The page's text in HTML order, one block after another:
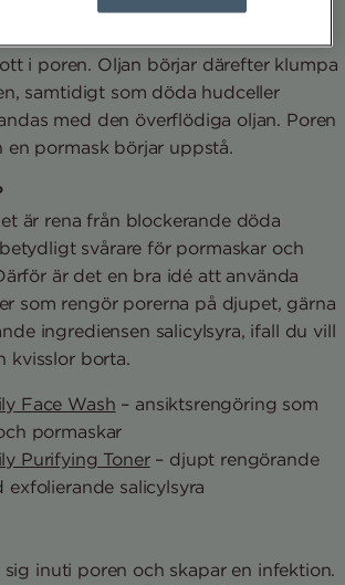
för mycket olja, eller sebum, så att
i poren. Oljan börjar därefter klumpa
samtidigt som döda hudceller
med den överflödiga oljan. Poren
en pormask börjar uppstå.
är rena från blockerande döda
svårare för pormaskar och
är det en bra idé att använda
som rengör porerna på djupet, gärna
ingrediensen salicylsyra, ifall du vill
kvisslor borta.
Face Wash – ansiktsrengöring som
pormaskar
Purifying Toner– djupt rengörande
exfolierande salicylsyra
sig inuti poren och skapar en infektion.